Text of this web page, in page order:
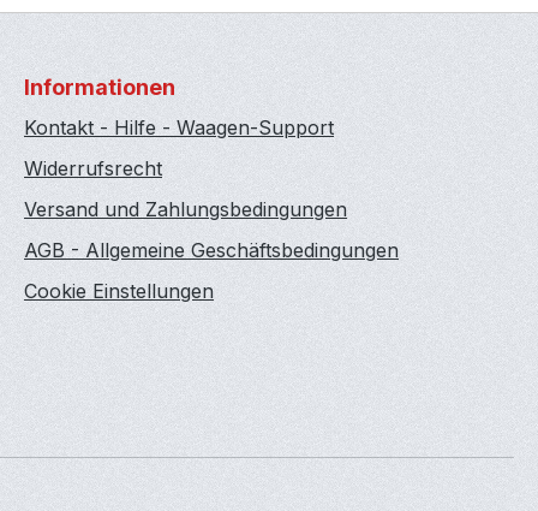
Informationen
Kontakt - Hilfe - Waagen-Support
Widerrufsrecht
Versand und Zahlungsbedingungen
AGB - Allgemeine Geschäftsbedingungen
Cookie Einstellungen